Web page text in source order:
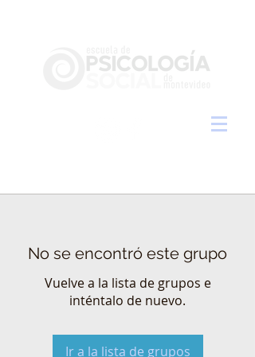
No se encontró este grupo
Vuelve a la lista de grupos e
inténtalo de nuevo.
Ir a la lista de grupos